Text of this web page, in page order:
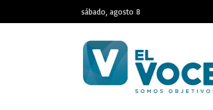
sábado, agosto 8